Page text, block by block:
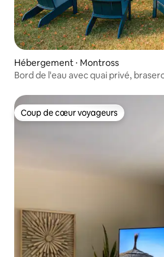
Hébergement ⋅ Montross
Bord de l'eau avec quai privé,
Coup de cœur voyageurs
Coup de cœur voyageurs